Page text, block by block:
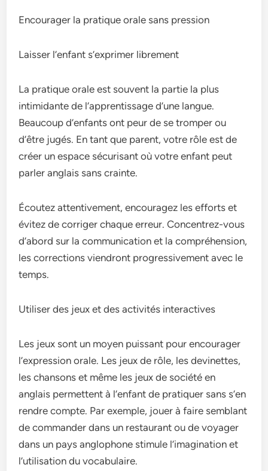
Encourager la pratique orale sans pression
Laisser l’enfant s’exprimer librement
La pratique orale est souvent la partie la plus
intimidante de l’apprentissage d’une langue.
Beaucoup d’enfants ont peur de se tromper ou
d’être jugés. En tant que parent, votre rôle est de
créer un espace sécurisant où votre enfant peut
parler anglais sans crainte.
Écoutez attentivement, encouragez les efforts et
évitez de corriger chaque erreur. Concentrez-vous
d’abord sur la communication et la compréhension,
les corrections viendront progressivement avec le
temps.
Utiliser des jeux et des activités interactives
Les jeux sont un moyen puissant pour encourager
l’expression orale. Les jeux de rôle, les devinettes,
les chansons et même les jeux de société en
anglais permettent à l’enfant de pratiquer sans s’en
rendre compte. Par exemple, jouer à faire semblant
de commander dans un restaurant ou de voyager
dans un pays anglophone stimule l’imagination et
l’utilisation du vocabulaire.